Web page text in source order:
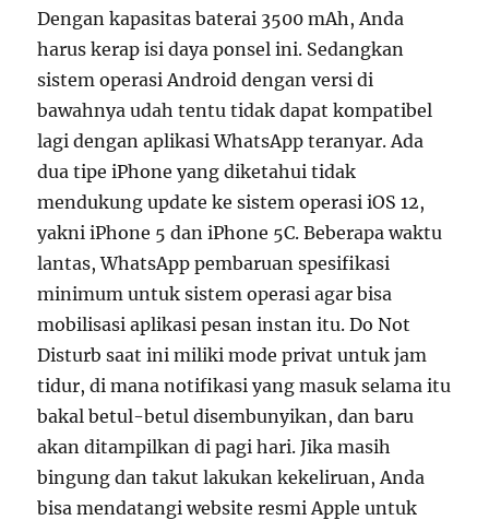
Dengan kapasitas baterai 3500 mAh, Anda
harus kerap isi daya ponsel ini. Sedangkan
sistem operasi Android dengan versi di
bawahnya udah tentu tidak dapat kompatibel
lagi dengan aplikasi WhatsApp teranyar. Ada
dua tipe iPhone yang diketahui tidak
mendukung update ke sistem operasi iOS 12,
yakni iPhone 5 dan iPhone 5C. Beberapa waktu
lantas, WhatsApp pembaruan spesifikasi
minimum untuk sistem operasi agar bisa
mobilisasi aplikasi pesan instan itu. Do Not
Disturb saat ini miliki mode privat untuk jam
tidur, di mana notifikasi yang masuk selama itu
bakal betul-betul disembunyikan, dan baru
akan ditampilkan di pagi hari. Jika masih
bingung dan takut lakukan kekeliruan, Anda
bisa mendatangi website resmi Apple untuk